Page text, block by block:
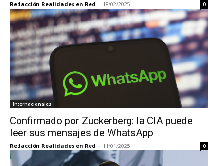
Redacción Realidades en Red - 18/02/2025 0
Internacionales
Confirmado por Zuckerberg: la CIA puede
leer sus mensajes de WhatsApp
Redacción Realidades en Red - 11/01/2025 0